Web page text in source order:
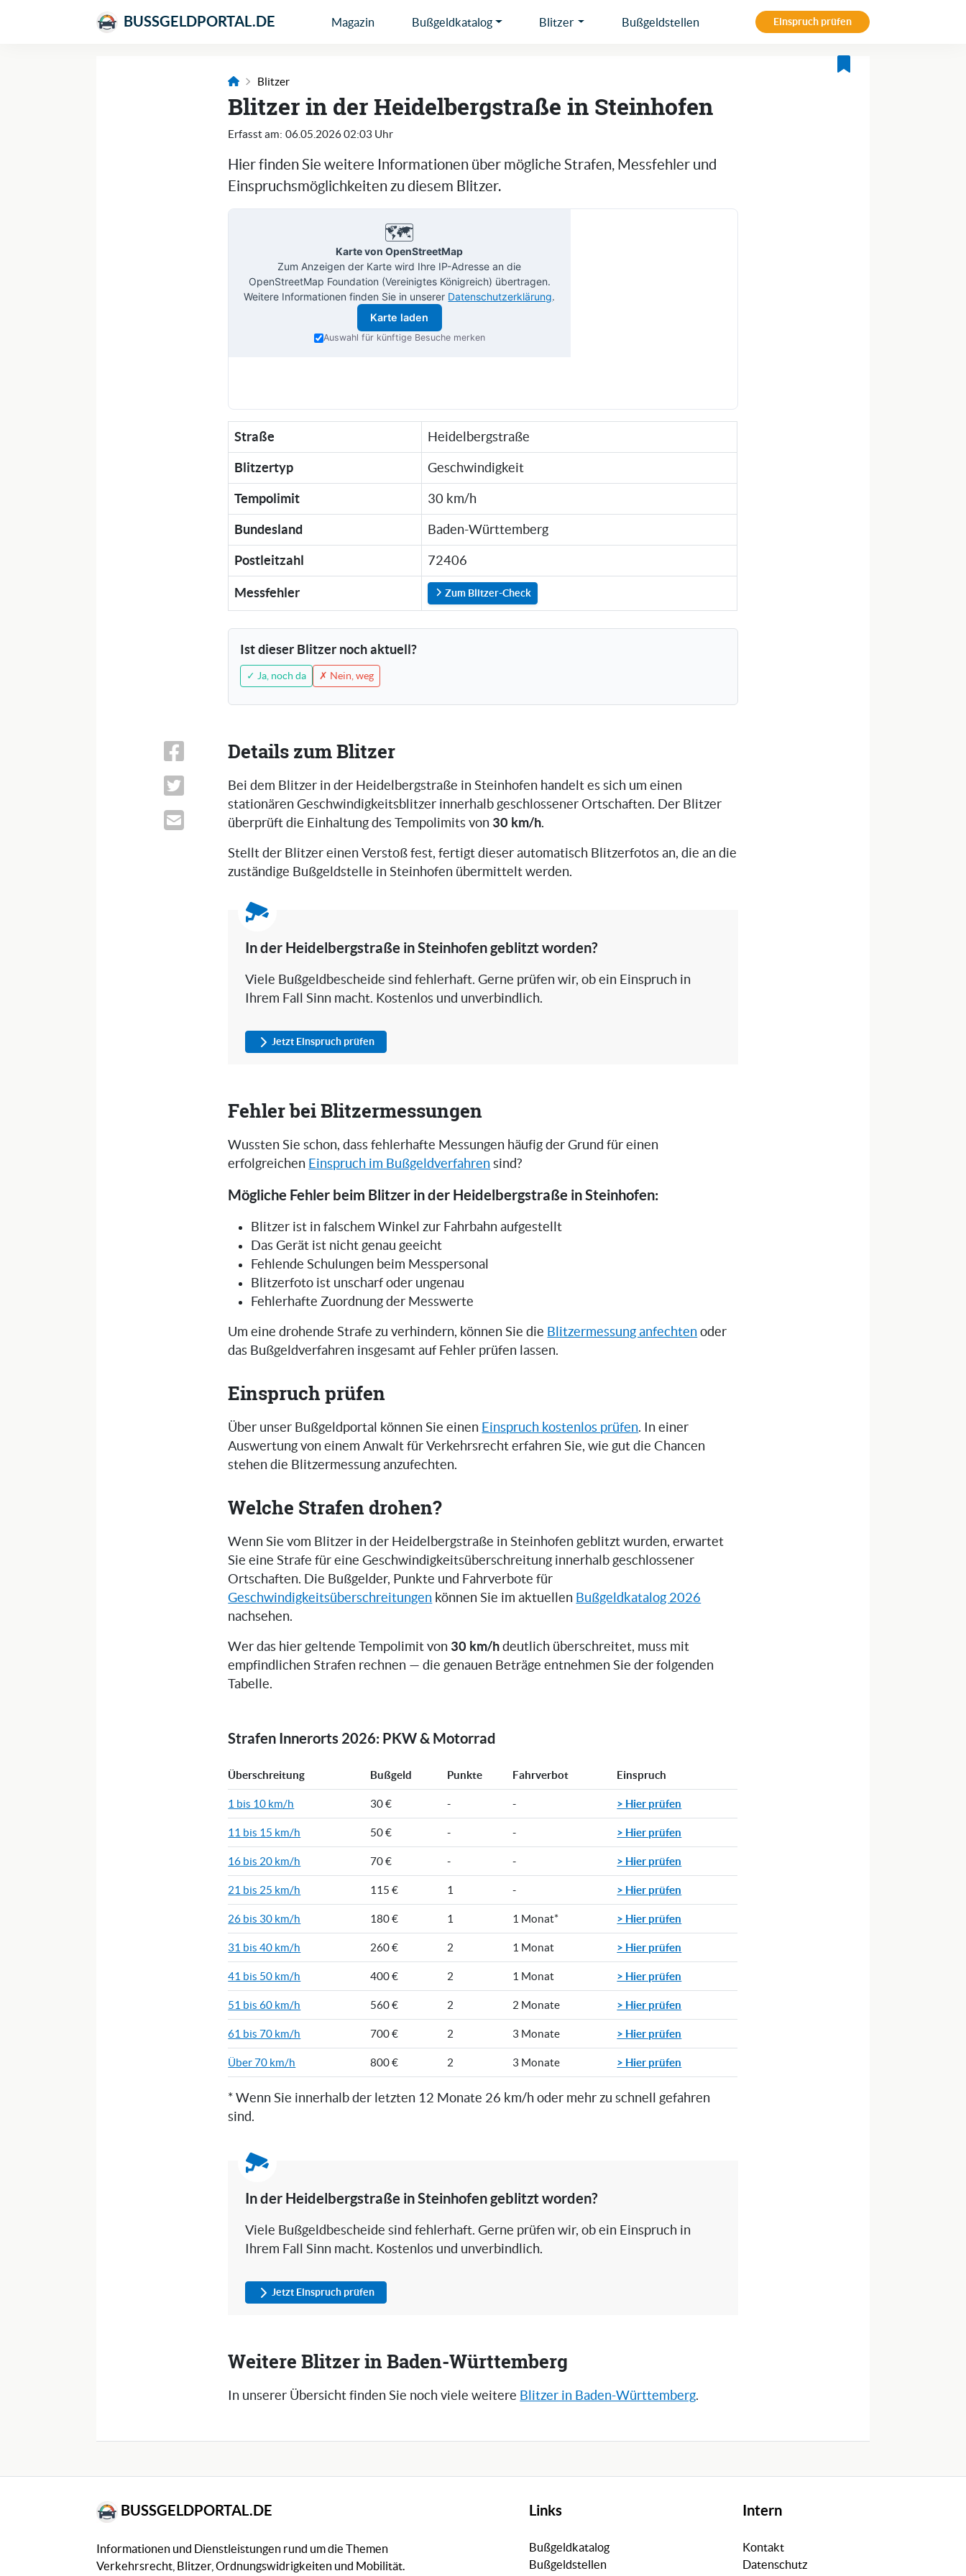
BUSSGELDPORTAL.DE Magazin Bußgeldkatalog Blitzer Bußgeldstellen Einspruch prüfen
Blitzer
Blitzer in der Heidelbergstraße in Steinhofen
Erfasst am: 06.05.2026 02:03 Uhr
Hier finden Sie weitere Informationen über mögliche Strafen, Messfehler und
Einspruchsmöglichkeiten zu diesem Blitzer.
🗺️
Karte von OpenStreetMap
Zum Anzeigen der Karte wird Ihre IP-Adresse an die
OpenStreetMap Foundation (Vereinigtes Königreich) übertragen.
Weitere Informationen finden Sie in unserer Datenschutzerklärung.
Karte laden
Auswahl für künftige Besuche merken
Straße Heidelbergstraße
Blitzertyp Geschwindigkeit
Tempolimit 30 km/h
Bundesland Baden-Württemberg
Postleitzahl 72406
Messfehler Zum Blitzer-Check
Ist dieser Blitzer noch aktuell?
✓ Ja, noch da ✗ Nein, weg
Details zum Blitzer
Bei dem Blitzer in der Heidelbergstraße in Steinhofen handelt es sich um einen
stationären Geschwindigkeitsblitzer innerhalb geschlossener Ortschaften. Der Blitzer
überprüft die Einhaltung des Tempolimits von 30 km/h.
Stellt der Blitzer einen Verstoß fest, fertigt dieser automatisch Blitzerfotos an, die an die
zuständige Bußgeldstelle in Steinhofen übermittelt werden.
In der Heidelbergstraße in Steinhofen geblitzt worden?
Viele Bußgeldbescheide sind fehlerhaft. Gerne prüfen wir, ob ein Einspruch in
Ihrem Fall Sinn macht. Kostenlos und unverbindlich.
Jetzt Einspruch prüfen
Fehler bei Blitzermessungen
Wussten Sie schon, dass fehlerhafte Messungen häufig der Grund für einen
erfolgreichen Einspruch im Bußgeldverfahren sind?
Mögliche Fehler beim Blitzer in der Heidelbergstraße in Steinhofen:
Blitzer ist in falschem Winkel zur Fahrbahn aufgestellt
Das Gerät ist nicht genau geeicht
Fehlende Schulungen beim Messpersonal
Blitzerfoto ist unscharf oder ungenau
Fehlerhafte Zuordnung der Messwerte
Um eine drohende Strafe zu verhindern, können Sie die Blitzermessung anfechten oder
das Bußgeldverfahren insgesamt auf Fehler prüfen lassen.
Einspruch prüfen
Über unser Bußgeldportal können Sie einen Einspruch kostenlos prüfen. In einer
Auswertung von einem Anwalt für Verkehrsrecht erfahren Sie, wie gut die Chancen
stehen die Blitzermessung anzufechten.
Welche Strafen drohen?
Wenn Sie vom Blitzer in der Heidelbergstraße in Steinhofen geblitzt wurden, erwartet
Sie eine Strafe für eine Geschwindigkeitsüberschreitung innerhalb geschlossener
Ortschaften. Die Bußgelder, Punkte und Fahrverbote für
Geschwindigkeitsüberschreitungen können Sie im aktuellen Bußgeldkatalog 2026
nachsehen.
Wer das hier geltende Tempolimit von 30 km/h deutlich überschreitet, muss mit
empfindlichen Strafen rechnen — die genauen Beträge entnehmen Sie der folgenden
Tabelle.
Strafen Innerorts 2026: PKW & Motorrad
Überschreitung Bußgeld Punkte Fahrverbot Einspruch
1 bis 10 km/h 30 € - - > Hier prüfen
11 bis 15 km/h 50 € - - > Hier prüfen
16 bis 20 km/h 70 € - - > Hier prüfen
21 bis 25 km/h 115 € 1 - > Hier prüfen
26 bis 30 km/h 180 € 1 1 Monat* > Hier prüfen
31 bis 40 km/h 260 € 2 1 Monat > Hier prüfen
41 bis 50 km/h 400 € 2 1 Monat > Hier prüfen
51 bis 60 km/h 560 € 2 2 Monate > Hier prüfen
61 bis 70 km/h 700 € 2 3 Monate > Hier prüfen
Über 70 km/h 800 € 2 3 Monate > Hier prüfen
* Wenn Sie innerhalb der letzten 12 Monate 26 km/h oder mehr zu schnell gefahren
sind.
In der Heidelbergstraße in Steinhofen geblitzt worden?
Viele Bußgeldbescheide sind fehlerhaft. Gerne prüfen wir, ob ein Einspruch in
Ihrem Fall Sinn macht. Kostenlos und unverbindlich.
Jetzt Einspruch prüfen
Weitere Blitzer in Baden-Württemberg
In unserer Übersicht finden Sie noch viele weitere Blitzer in Baden-Württemberg.
BUSSGELDPORTAL.DE
Informationen und Dienstleistungen rund um die Themen
Verkehrsrecht, Blitzer, Ordnungswidrigkeiten und Mobilität.
Links
Bußgeldkatalog
Bußgeldstellen
Intern
Kontakt
Datenschutz